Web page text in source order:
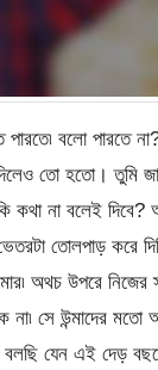
বলো পারতে
তো হতো। তুমি
কথা না বলেই
তোলপাড় করে
অথচ উপরে নিজের
না৷ সে উন্মাদের
যেন এই দেড়